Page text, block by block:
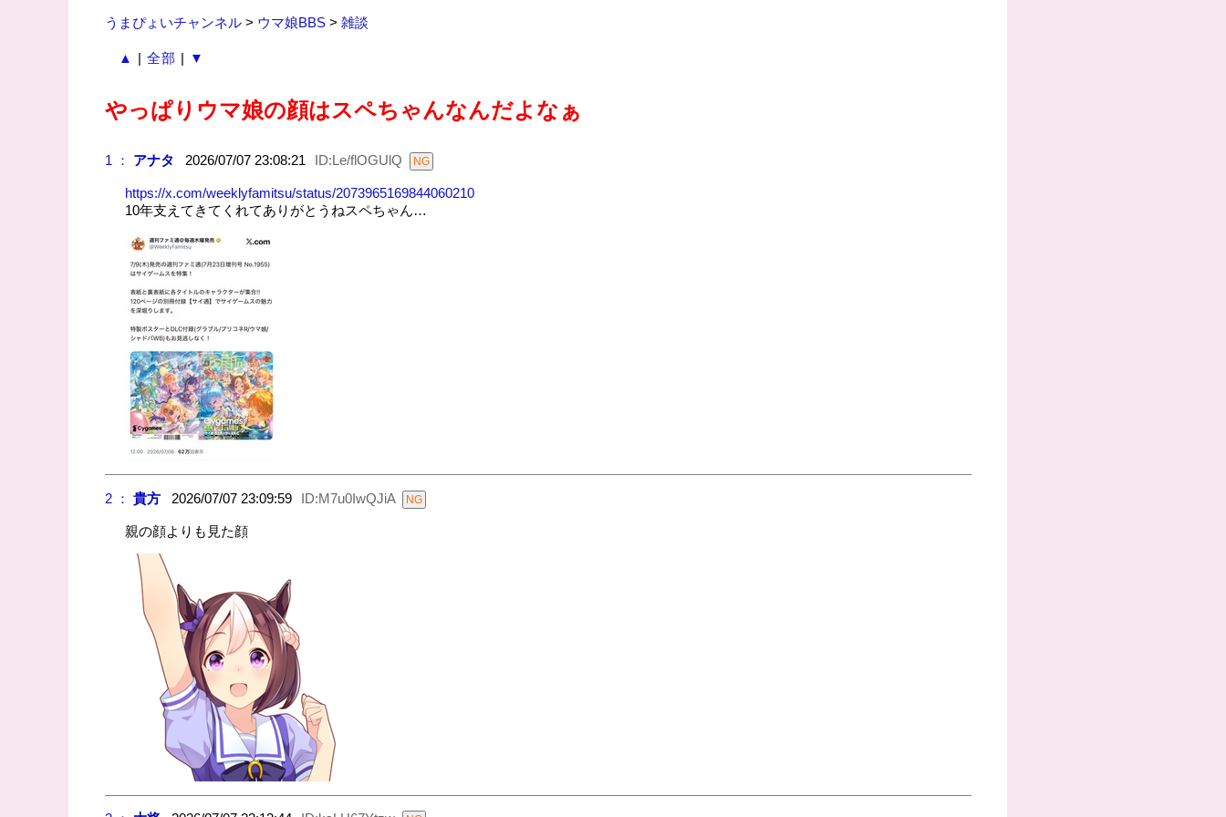
うまぴょいチャンネル> ウマ娘BBS> 雑談
▲ | 全部 | ▼
やっぱりウマ娘の顔はスペちゃんなんだよなぁ
1 ： アナタ 2026/07/07 23:08:21 ID:Le/flOGUlQ
https://x.com/weeklyfamitsu/status/2073965169844060210
10年支えてきてくれてありがとうねスペちゃん…
2 ： 貴方2026/07/07 23:09:59 ID:M7u0IwQJiA
親の顔よりも見た顔